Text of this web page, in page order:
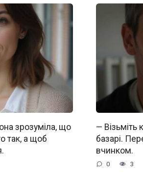
зрозуміла, що
так, а щоб
— Візьміть
базарі.
вчинком.
0 3